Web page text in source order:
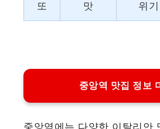
또
맛
위기
중앙역 맛집 정보